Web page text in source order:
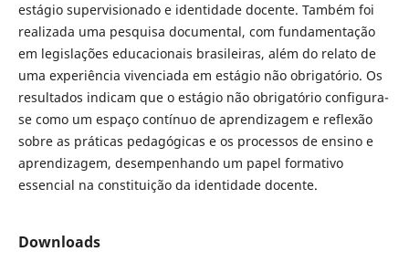
estágio supervisionado e identidade docente. Também foi
realizada uma pesquisa documental, com fundamentação
em legislações educacionais brasileiras, além do relato de
uma experiência vivenciada em estágio não obrigatório. Os
resultados indicam que o estágio não obrigatório configura-
se como um espaço contínuo de aprendizagem e reflexão
sobre as práticas pedagógicas e os processos de ensino e
aprendizagem, desempenhando um papel formativo
essencial na constituição da identidade docente.
Downloads